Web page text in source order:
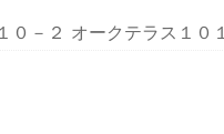
０－２ オークテラス１０１